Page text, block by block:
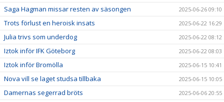
Saga Hagman missar resten av säsongen 2025-06-26 09:10
Trots förlust en heroisk insats 2025-06-22 16:29
Julia trivs som underdog 2025-06-22 08:12
Iztok inför IFK Göteborg 2025-06-22 08:03
Iztok inför Bromölla 2025-06-15 10:41
Nova vill se laget studsa tillbaka 2025-06-15 10:05
Damernas segerrad bröts 2025-06-06 20:55